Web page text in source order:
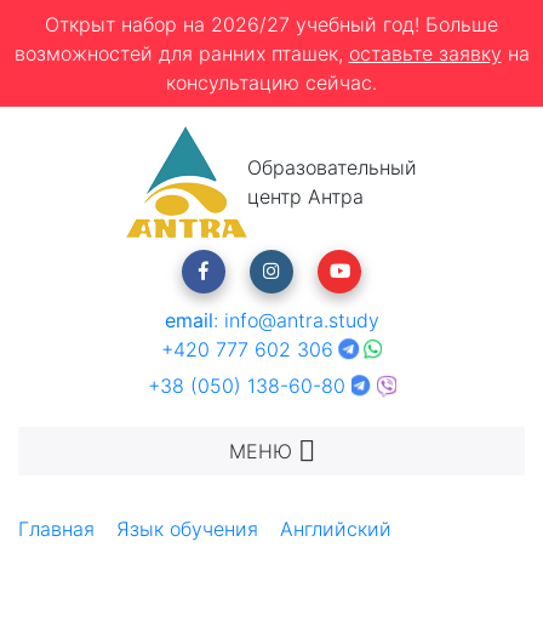
Открыт набор на 2026/27 учебный год! Больше
возможностей для ранних пташек, оставьте заявку на
консультацию сейчас.
Образовательный
центр Антра
email: info@antra.study
+420 777 602 306
+38 (050) 138-60-80
МЕНЮ
Главная Язык обучения Английский